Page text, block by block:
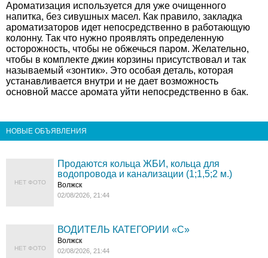
Ароматизация используется для уже очищенного
напитка, без сивушных масел. Как правило, закладка
ароматизаторов идет непосредственно в работающую
колонну. Так что нужно проявлять определенную
осторожность, чтобы не обжечься паром. Желательно,
чтобы в комплекте джин корзины присутствовал и так
называемый «зонтик». Это особая деталь, которая
устанавливается внутри и не дает возможность
основной массе аромата уйти непосредственно в бак.
НОВЫЕ ОБЪЯВЛЕНИЯ
НЕТ ФОТО
Продаются кольца ЖБИ, кольца для
водопровода и канализации (1;1,5;2 м.)
Волжск
02/08/2026, 21:44
НЕТ ФОТО
ВОДИТЕЛЬ КАТЕГОРИИ «C»
Волжск
02/08/2026, 21:44